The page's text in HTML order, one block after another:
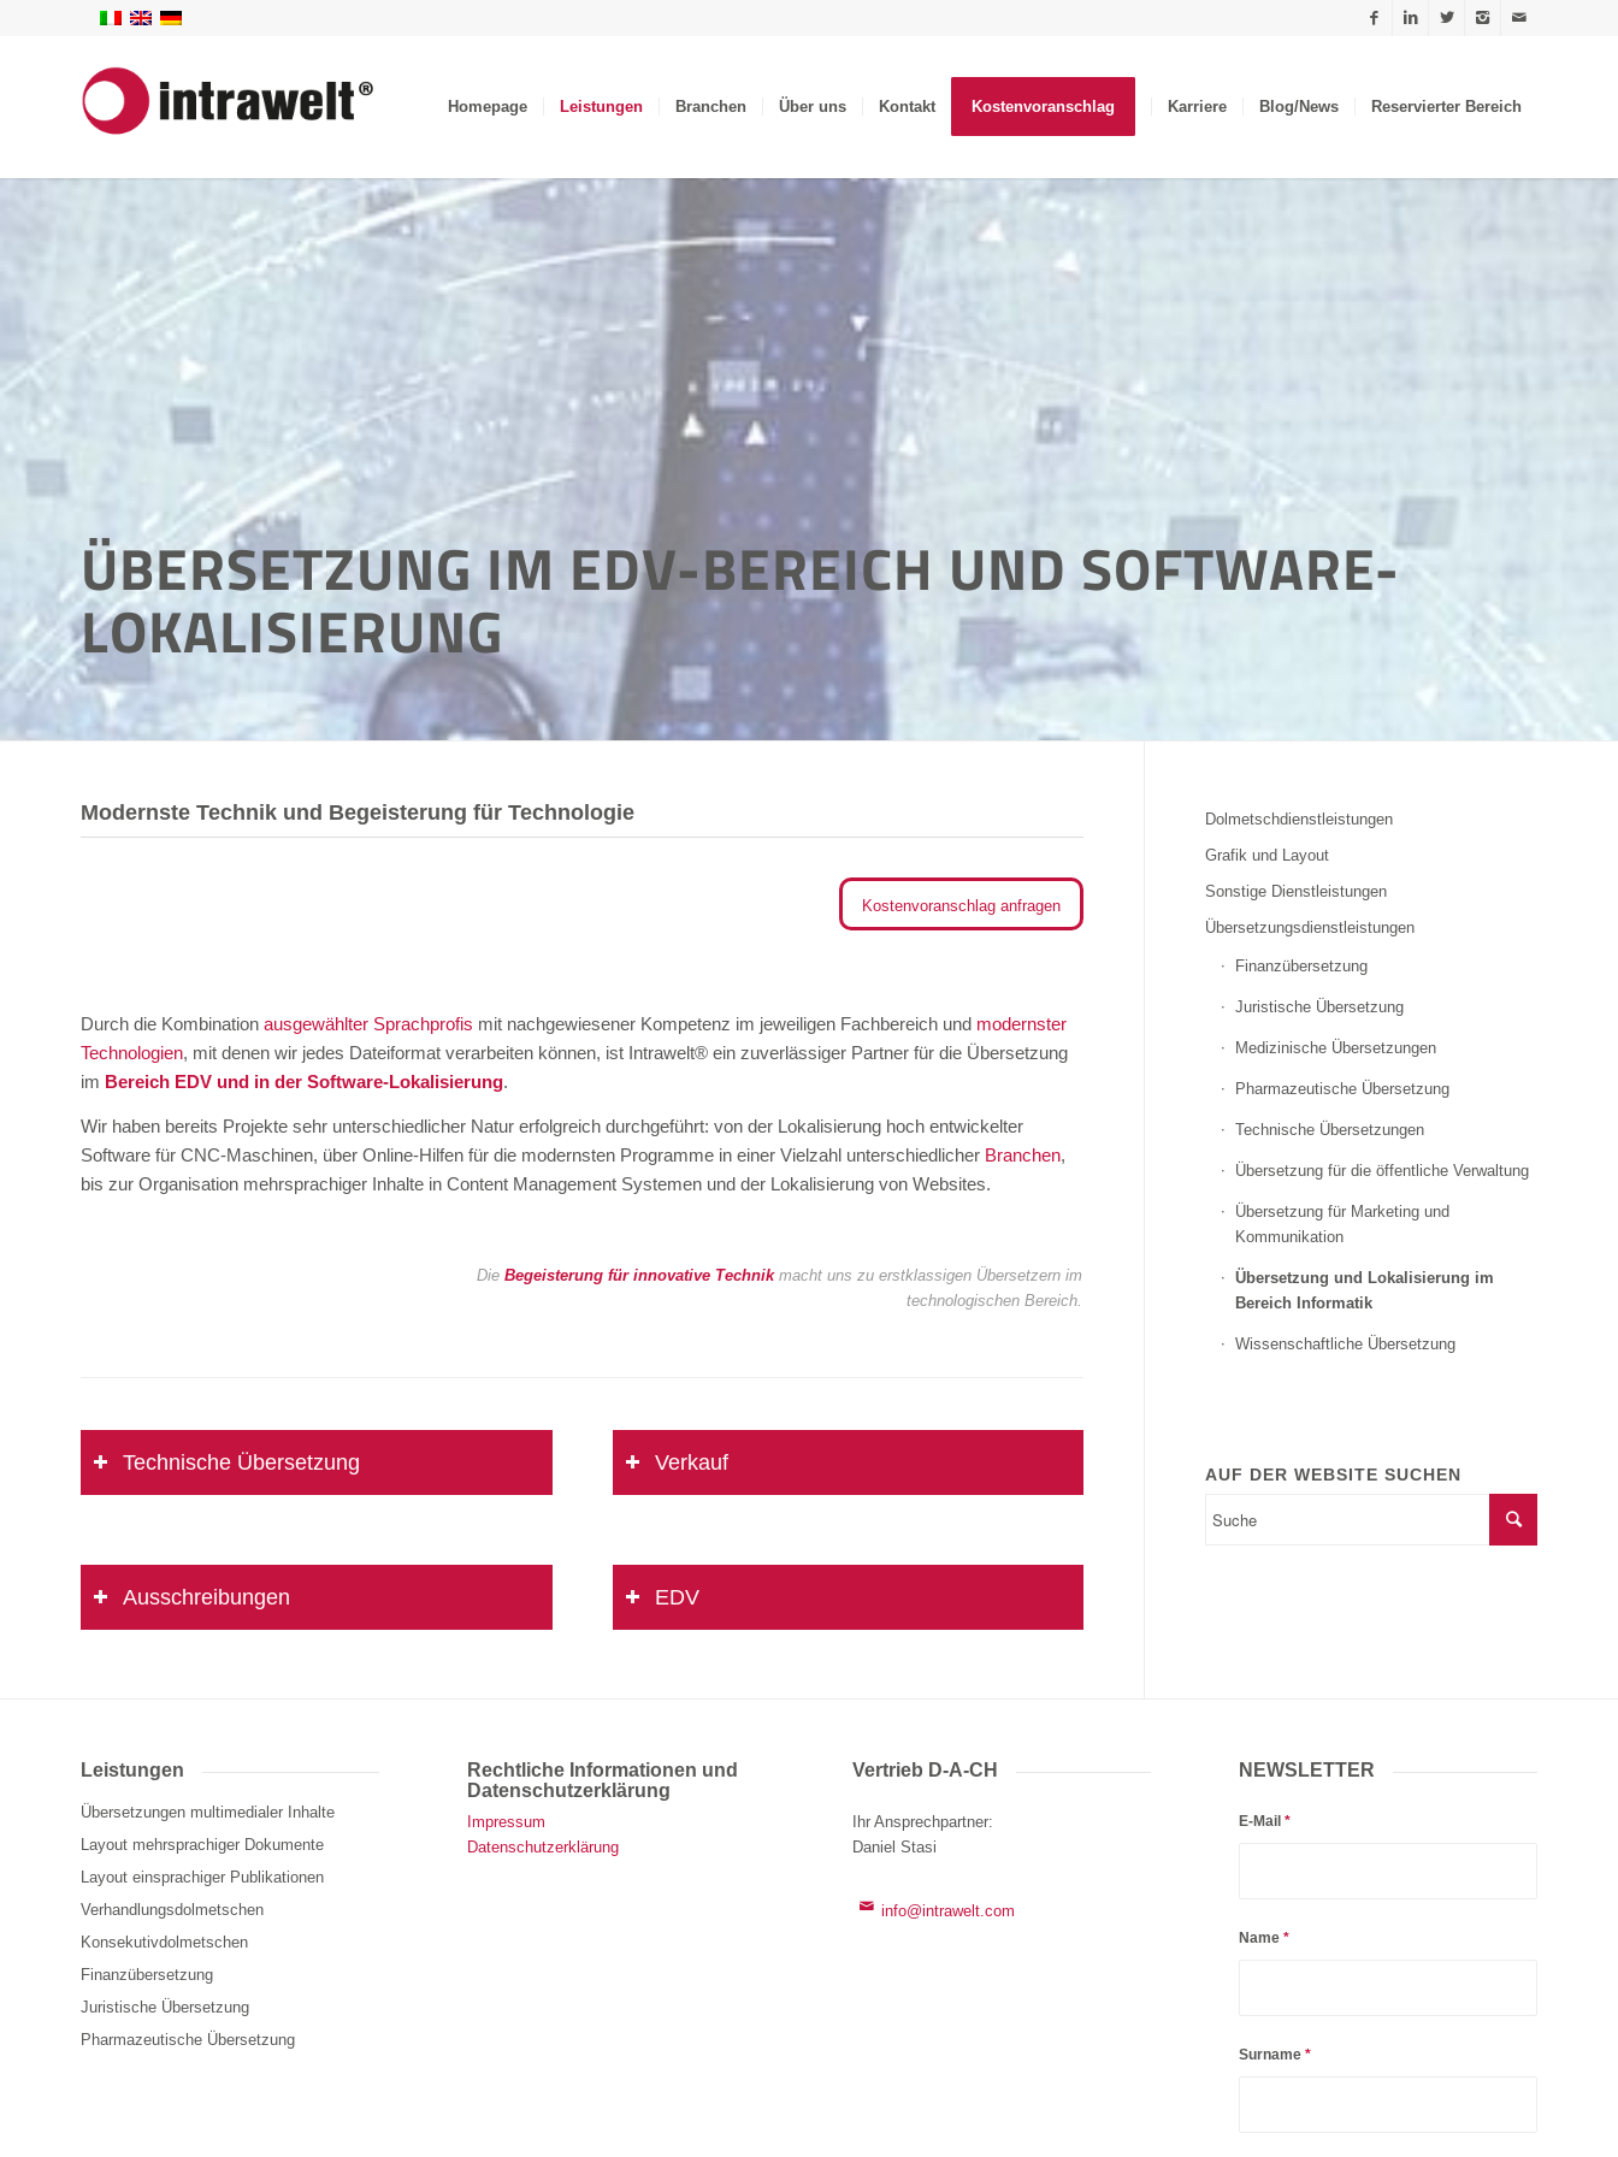
Homepage Leistungen Branchen Über uns Kontakt Kostenvoranschlag Karriere Blog/News Reservierter Bereich
ÜBERSETZUNG IM EDV-BEREICH UND SOFTWARE-
LOKALISIERUNG
Modernste Technik und Begeisterung für Technologie
Kostenvoranschlag anfragen
Durch die Kombination ausgewählter Sprachprofis mit nachgewiesener Kompetenz im jeweiligen Fachbereich und modernster
Technologien, mit denen wir jedes Dateiformat verarbeiten können, ist Intrawelt® ein zuverlässiger Partner für die Übersetzung
im Bereich EDV und in der Software-Lokalisierung.
Wir haben bereits Projekte sehr unterschiedlicher Natur erfolgreich durchgeführt: von der Lokalisierung hoch entwickelter
Software für CNC-Maschinen, über Online-Hilfen für die modernsten Programme in einer Vielzahl unterschiedlicher Branchen,
bis zur Organisation mehrsprachiger Inhalte in Content Management Systemen und der Lokalisierung von Websites.
DieBegeisterung für innovative Technikmacht uns zu erstklassigen Übersetzern im
technologischen Bereich.
Technische Übersetzung Verkauf
Ausschreibungen EDV
Dolmetschdienstleistungen
Grafik und Layout
Sonstige Dienstleistungen
Übersetzungsdienstleistungen
Finanzübersetzung
Juristische Übersetzung
Medizinische Übersetzungen
Pharmazeutische Übersetzung
Technische Übersetzungen
Übersetzung für die öffentliche Verwaltung
Übersetzung für Marketing und
Kommunikation
Übersetzung und Lokalisierung im
Bereich Informatik
Wissenschaftliche Übersetzung
AUF DER WEBSITE SUCHEN
Leistungen
Übersetzungen multimedialer Inhalte
Layout mehrsprachiger Dokumente
Layout einsprachiger Publikationen
Verhandlungsdolmetschen
Konsekutivdolmetschen
Finanzübersetzung
Juristische Übersetzung
Pharmazeutische Übersetzung
Rechtliche Informationen und
Datenschutzerklärung
Impressum
Datenschutzerklärung
Vertrieb D-A-CH
Ihr Ansprechpartner:
Daniel Stasi
info@intrawelt.com
NEWSLETTER
E-Mail *
Name *
Surname *